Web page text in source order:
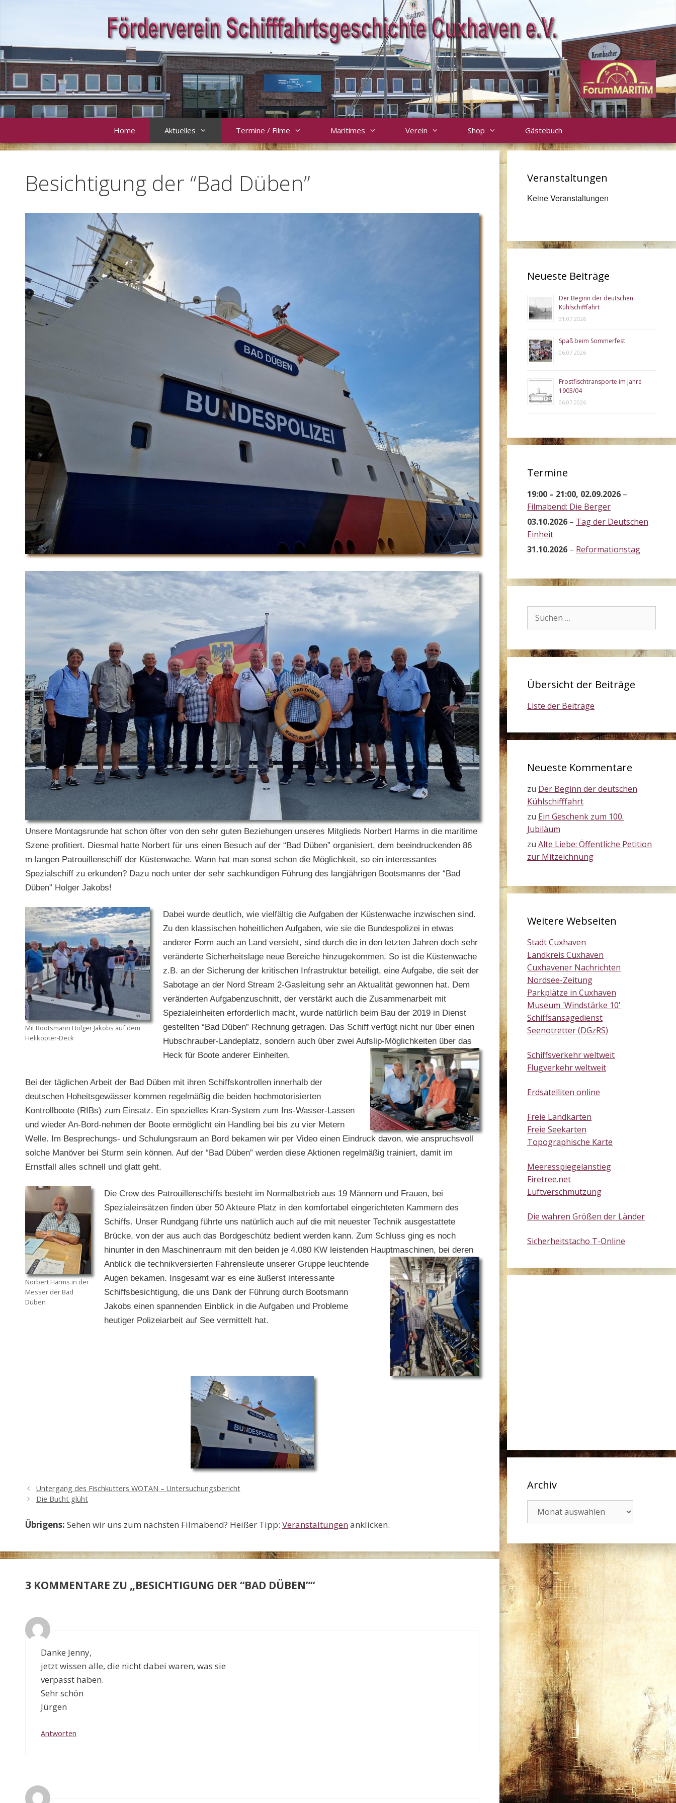
Home Aktuelles Termine / Filme Maritimes Verein Shop Gästebuch
Besichtigung der “Bad Düben”
Unsere Montagsrunde hat schon öfter von den sehr guten Beziehungen unseres Mitglieds Norbert Harms in die maritime
Szene profitiert. Diesmal hatte Norbert für uns einen Besuch auf der “Bad Düben” organisiert, dem beeindruckenden 86
m langen Patrouillenschiff der Küstenwache. Wann hat man sonst schon die Möglichkeit, so ein interessantes
Spezialschiff zu erkunden? Dazu noch unter der sehr sachkundigen Führung des langjährigen Bootsmanns der “Bad
Düben” Holger Jakobs!
Mit Bootsmann Holger Jakobs auf dem
Helikopter-Deck
Dabei wurde deutlich, wie vielfältig die Aufgaben der Küstenwache inzwischen sind.
Zu den klassischen hoheitlichen Aufgaben, wie sie die Bundespolizei in etwas
anderer Form auch an Land versieht, sind durch die in den letzten Jahren doch sehr
veränderte Sicherheitslage neue Bereiche hinzugekommen. So ist die Küstenwache
z.B. an der Sicherung der kritischen Infrastruktur beteiligt, eine Aufgabe, die seit der
Sabotage an der Nord Stream 2-Gasleitung sehr an Aktualität gewonnen hat. Dem
veränderten Aufgabenzuschnitt, der verstärkt auch die Zusammenarbeit mit
Spezialeinheiten erforderlich macht, wurde natürlich beim Bau der 2019 in Dienst
gestellten “Bad Düben” Rechnung getragen. Das Schiff verfügt nicht nur über einen
Hubschrauber-Landeplatz, sondern auch über zwei Aufslip-Möglichkeiten über das
Heck für Boote anderer Einheiten.
Bei der täglichen Arbeit der Bad Düben mit ihren Schiffskontrollen innerhalb der
deutschen Hoheitsgewässer kommen regelmäßig die beiden hochmotorisierten
Kontrollboote (RIBs) zum Einsatz. Ein spezielles Kran-System zum Ins-Wasser-Lassen
und wieder An-Bord-nehmen der Boote ermöglicht ein Handling bei bis zu vier Metern
Welle. Im Besprechungs- und Schulungsraum an Bord bekamen wir per Video einen Eindruck davon, wie anspruchsvoll
solche Manöver bei Sturm sein können. Auf der “Bad Düben” werden diese Aktionen regelmäßig trainiert, damit im
Ernstfall alles schnell und glatt geht.
Norbert Harms in der
Messer der Bad
Düben
Die Crew des Patrouillenschiffs besteht im Normalbetrieb aus 19 Männern und Frauen, bei
Spezialeinsätzen finden über 50 Akteure Platz in den komfortabel eingerichteten Kammern des
Schiffs. Unser Rundgang führte uns natürlich auch auf die mit neuester Technik ausgestattete
Brücke, von der aus auch das Bordgeschütz bedient werden kann. Zum Schluss ging es noch
hinunter in den Maschinenraum mit den beiden je 4.080 KW leistenden Hauptmaschinen, bei deren
Anblick dietechnikversierten Fahrensleute unserer Gruppe leuchtende
Augen bekamen. Insgesamt war es eine äußerst interessante
Schiffsbesichtigung, die uns Dank der Führung durch Bootsmann
Jakobs einen spannenden Einblick in die Aufgaben und Probleme
heutiger Polizeiarbeit auf See vermittelt hat.
Untergang des Fischkutters WOTAN – Untersuchungsbericht
Die Bucht glüht
Übrigens: Sehen wir uns zum nächsten Filmabend? Heißer Tipp: Veranstaltungenanklicken.
3 KOMMENTARE ZU „BESICHTIGUNG DER “BAD DÜBEN”“
Danke Jenny,
jetzt wissen alle, die nicht dabei waren, was sie
verpasst haben.
Sehr schön
Jürgen
Antworten
Veranstaltungen
Keine Veranstaltungen
Neueste Beiträge
Der Beginn der deutschen
Kühlschifffahrt
31.07.2026
Spaß beim Sommerfest
06.07.2026
Frostfischtransporte im Jahre
1903/04
06.07.2026
Termine
19:00 – 21:00, 02.09.2026 –
Filmabend: Die Berger
03.10.2026 – Tag der Deutschen
Einheit
31.10.2026 – Reformationstag
nach:
Übersicht der Beiträge
Liste der Beiträge
Neueste Kommentare
zu Der Beginn der deutschen
Kühlschifffahrt
zu Ein Geschenk zum 100.
Jubiläum
zu Alte Liebe: Öffentliche Petition
zur Mitzeichnung
Weitere Webseiten
Stadt Cuxhaven
Landkreis Cuxhaven
Cuxhavener Nachrichten
Nordsee-Zeitung
Parkplätze in Cuxhaven
Museum 'Windstärke 10'
Schiffsansagedienst
Seenotretter (DGzRS)
Schiffsverkehr weltweit
Flugverkehr weltweit
Erdsatelliten online
Freie Landkarten
Freie Seekarten
Topographische Karte
Meeresspiegelanstieg
Firetree.net
Luftverschmutzung
Die wahren Größen der Länder
Sicherheitstacho T-Online
Archiv